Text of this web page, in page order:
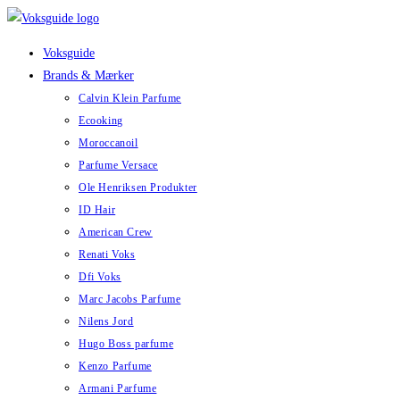
Skip
Voksguide
Brands & Mærker
Calvin Klein Parfume
Ecooking
Moroccanoil
Parfume Versace
Ole Henriksen Produkter
ID Hair
American Crew
Renati Voks
Dfi Voks
Marc Jacobs Parfume
Nilens Jord
Hugo Boss parfume
Kenzo Parfume
Armani Parfume